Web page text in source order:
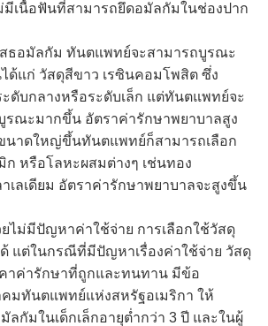
มีเนื้อฟันที่สามารถยึดอมัลกัมในช่องปาก
มัลกัม ทันตแพทย์จะสามารถบูรณะ
ด้แก่ วัสดุสีขาว เรซินคอมโพสิต ซึ่ง
ดับกลางหรือระดับเล็ก แต่ทันตแพทย์จะ
รณะมากขึ้น อัตราค่ารักษาพยาบาลสูง
าดใหญ่ขึ้นทันตแพทย์ก็สามารถเลือก
หรือโลหะผสมต่างๆ เช่นทอง
เลเดียม อัตราค่ารักษาพยาบาลจะสูงขึ้น
มีปัญหาค่าใช้จ่าย การเลือกใช้วัสดุ
แต่ในกรณีที่มีปัญหาเรื่องค่าใช้จ่าย วัสดุ
าค่ารักษาที่ถูกและทนทาน มีข้อ
มทันตแพทย์แห่งสหรัฐอเมริกา ให้
ลกัมในเด็กเล็กอายุต่ำกว่า 3 ปี และในผู้